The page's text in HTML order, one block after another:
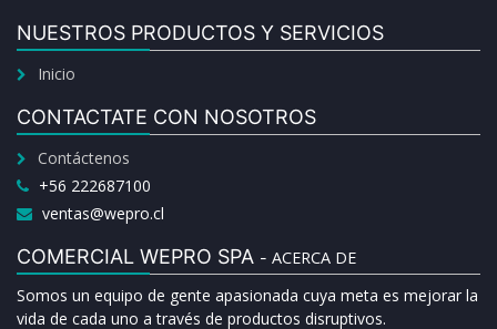
NUESTROS PRODUCTOS Y SERVICIOS
Inicio
CONTACTATE CON NOSOTROS
Contáctenos
+56 222687100
ventas@wepro.cl
COMERCIAL WEPRO SPA - ACERCA DE
Somos un equipo de gente apasionada cuya meta es mejorar la
vida de cada uno a través de productos disruptivos.